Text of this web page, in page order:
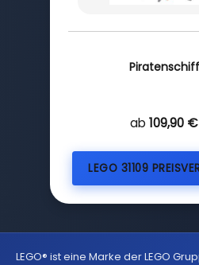
Piratenschiff
ab 109,90 €
LEGO 31109
LEGO® ist eine Marke der LEGO